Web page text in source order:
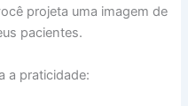
projeta uma imagem de
pacientes.
a praticidade: